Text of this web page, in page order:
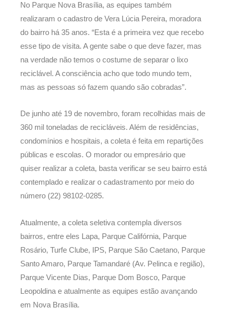
No Parque Nova Brasília, as equipes também
realizaram o cadastro de Vera Lúcia Pereira, moradora
do bairro há 35 anos. “Esta é a primeira vez que recebo
esse tipo de visita. A gente sabe o que deve fazer, mas
na verdade não temos o costume de separar o lixo
reciclável. A consciência acho que todo mundo tem,
mas as pessoas só fazem quando são cobradas”.
De junho até 19 de novembro, foram recolhidas mais de
360 mil toneladas de recicláveis. Além de residências,
condomínios e hospitais, a coleta é feita em repartições
públicas e escolas. O morador ou empresário que
quiser realizar a coleta, basta verificar se seu bairro está
contemplado e realizar o cadastramento por meio do
número (22) 98102-0285.
Atualmente, a coleta seletiva contempla diversos
bairros, entre eles Lapa, Parque Califórnia, Parque
Rosário, Turfe Clube, IPS, Parque São Caetano, Parque
Santo Amaro, Parque Tamandaré (Av. Pelinca e região),
Parque Vicente Dias, Parque Dom Bosco, Parque
Leopoldina e atualmente as equipes estão avançando
em Nova Brasília.